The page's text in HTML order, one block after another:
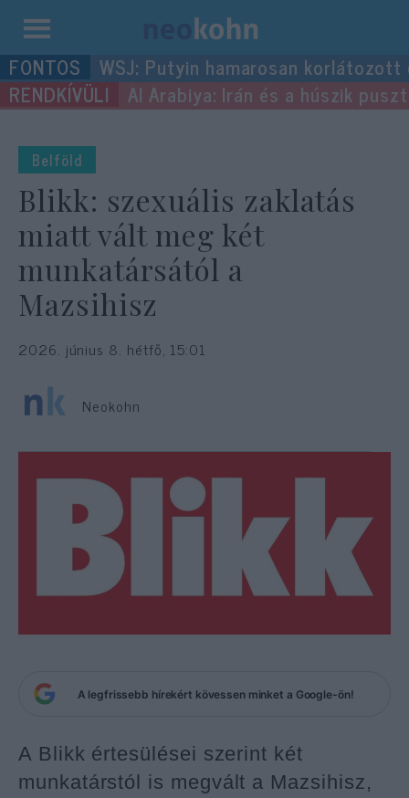
Kilépés
a
tartalomba
WSJ: Putyin hamarosan
Al Arabiya: Irán és a húszik
Belföld
Blikk: szexuális zaklatás
miatt vált meg két
munkatársától a
Mazsihisz
2026. június 8. hétfő, 15:01
Neokohn
A legfrissebb hírekért kövessen minket a Google-ön!
A Blikk értesülései szerint két
munkatárstól is megvált a Mazsihisz,